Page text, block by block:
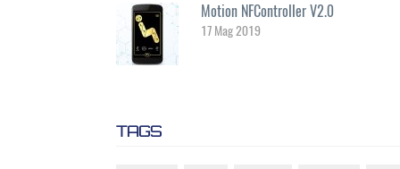
Motion NFController V2.0
17 Mag 2019
TAGS